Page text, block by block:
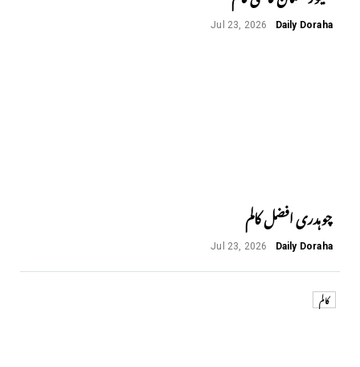
Daily Doraha
Jul 23, 2026
چوہدری افضل کالم
Daily Doraha
Jul 23, 2026
کالم